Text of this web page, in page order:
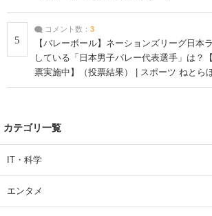
5
コメント数： 3
【バレーボール】ネーションズリーグ日本
している「日本男子バレー代表選手」は？
票実施中】（投票結果） | スポーツ ねとら
カテゴリ一覧
IT・科学
エンタメ